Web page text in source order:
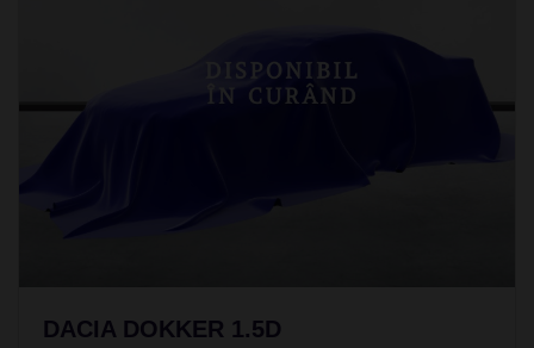
DACIA DOKKER 1.5D